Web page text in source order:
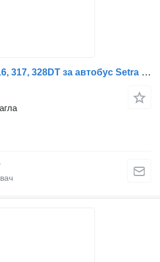
Фар за магла 315, 316, 317, 328DT за автобус Setra 3er Reihe GT/ GTHD/ NF/ UL/ HDH, S328DT